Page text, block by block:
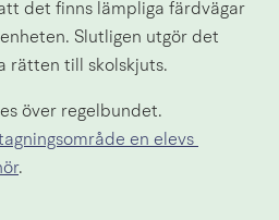
det finns lämpliga färdvägar
Slutligen utgör det
rätten till skolskjuts.
över regelbundet.
en elevs
.